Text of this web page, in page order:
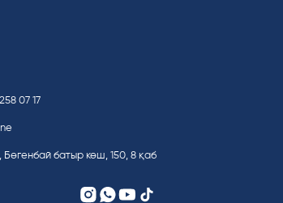
07 17
батыр көш, 150, 8 қаб